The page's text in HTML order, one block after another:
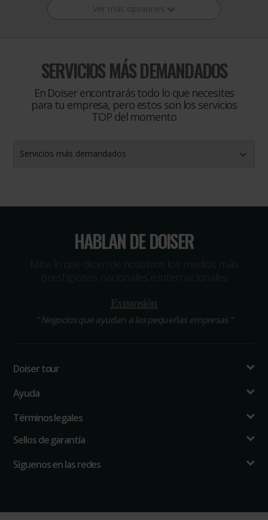
Ver más opiniones
SERVICIOS MÁS DEMANDADOS
En Doiser encontrarás todo lo que necesites
para tu empresa, pero estos son los servicios
TOP del momento
Servicios más demandados
HABLAN DE DOISER
“Negocios que ayudan a las pequeñas empresas “
Doiser tour
Ayuda
Términos legales
Sellos de garantía
Síguenos en las redes